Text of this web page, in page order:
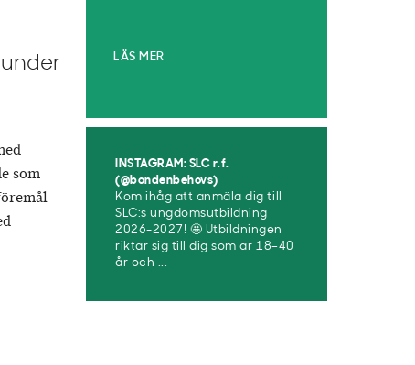
som
LÄS MER
INSTAGRAM: SLC r.f.
(@bondenbehovs)
Kom ihåg att anmäla dig till
SLC:s ungdomsutbildning
2026-2027! 🤩 Utbildningen
riktar sig till dig som är 18–40
år och ...